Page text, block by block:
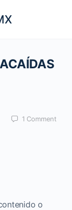
1 Comment
o